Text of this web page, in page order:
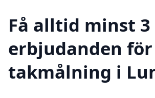
Få alltid minst 3
erbjudanden för
takmålning i